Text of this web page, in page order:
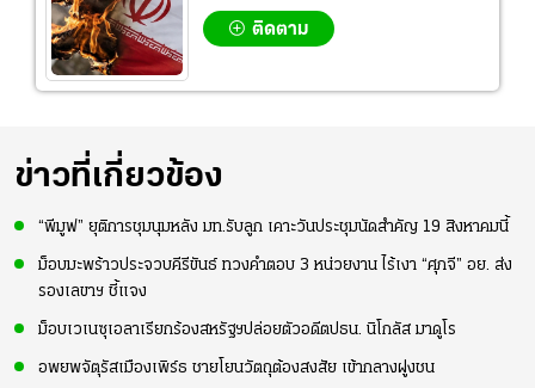
ติดตาม
ข่าวที่เกี่ยวข้อง
“พีมูฟ” ยุติการชุมนุมหลัง มท.รับลูก เคาะวันประชุมนัดสำคัญ 19 สิงหาคมนี้
ม็อบมะพร้าวประจวบคีรีขันธ์ ทวงคำตอบ 3 หน่วยงาน ไร้เงา “ศุภจี” อย. ส่ง
รองเลขาฯ ชี้แจง
ม็อบเวเนซุเอลาเรียกร้องสหรัฐฯปล่อยตัวอดีตปธน. นิโกลัส มาดูโร
อพยพจัตุรัสเมืองเพิร์ธ ชายโยนวัตถุต้องสงสัย เข้ากลางฝูงชน